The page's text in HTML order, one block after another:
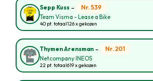
Sepp Kuss - Nr. 539
Team Visma - Lease a Bike
40 pt. totaal126 x gekozen
Thymen Arensman - Nr. 201
Netcompany INEOS
22 pt. totaal619 x gekozen